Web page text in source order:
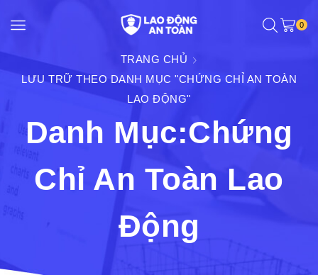
0
TRANG CHỦ
LƯU TRỮ THEO DANH MỤC "CHỨNG CHỈ AN TOÀN
LAO ĐỘNG"
Danh Mục:Chứng
Chỉ An Toàn Lao
Động